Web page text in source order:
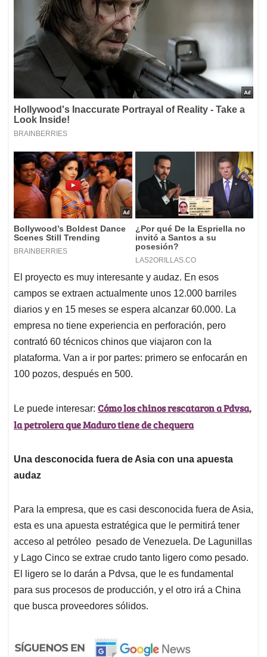
El proyecto es muy interesante y audaz. En esos
campos se extraen actualmente unos 12.000 barriles
diarios y en 15 meses se espera alcanzar 60.000. La
empresa no tiene experiencia en perforación, pero
contrató 60 técnicos chinos que viajaron con la
plataforma. Van a ir por partes: primero se enfocarán en
100 pozos, después en 500.
Le puede interesar: Cómo los chinos rescataron a Pdvsa,
la petrolera que Maduro tiene de chequera
Una desconocida fuera de Asia con una apuesta
audaz
Para la empresa, que es casi desconocida fuera de Asia,
esta es una apuesta estratégica que le permitirá tener
acceso al petróleo pesado de Venezuela. De Lagunillas
y Lago Cinco se extrae crudo tanto ligero como pesado.
El ligero se lo darán a Pdvsa, que le es fundamental
para sus procesos de producción, y el otro irá a China
que busca proveedores sólidos.